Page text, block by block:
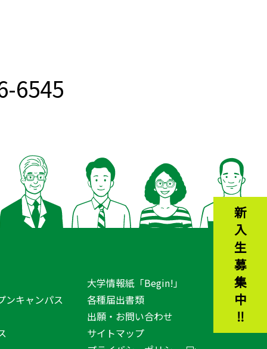
新入生募集中‼︎
6545
ンキャンパス
大学情報紙「Begin!」
各種届出書類
出願・お問い合わせ
サイトマップ